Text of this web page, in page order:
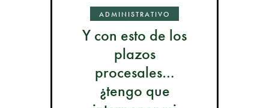
ADMINISTRATIVO
Y con esto de los
plazos
procesales…
¿tengo que